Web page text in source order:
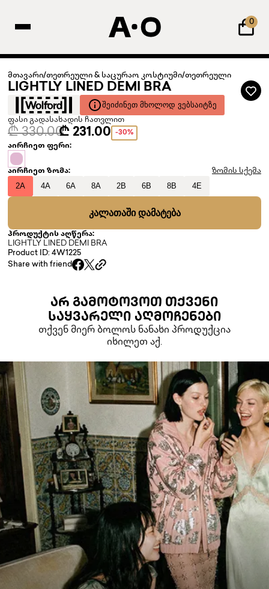
0
მთავარი/თეთრეული & საცურაო კოსტიუმი/თეთრეული
LIGHTLY LINED DEMI BRA
ᲨᲔᲘᲫᲘᲜᲔᲗ ᲛᲮᲝᲚᲝᲓ ᲕᲔᲑᲡᲐᲘᲢᲖᲔ
ფასი გადასახადის ჩათვლით
₾ 330.00₾ 231.00 -30%
აირჩიეთ ფერი:
აირჩიეთ ზომა: ზომის სქემა
2A 4A 6A 8A 2B 6B 8B 4E
ᲙᲐᲚᲐᲗᲐᲨᲘ ᲓᲐᲛᲐᲢᲔᲑᲐ
პროდუქტის აღწერა:
LIGHTLY LINED DEMI BRA
Product ID: 4W1225
Share with friend
ᲐᲠ ᲒᲐᲛᲝᲢᲝᲕᲝᲗ ᲗᲥᲕᲔᲜᲘ
ᲡᲐᲧᲕᲐᲠᲔᲚᲘ ᲐᲦᲛᲝᲩᲔᲜᲔᲑᲘ
თქვენ მიერ ბოლოს ნანახი პროდუქცია
იხილეთ აქ.